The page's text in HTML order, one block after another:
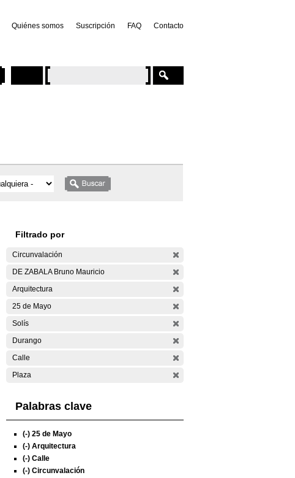
Quiénes somos Suscripción FAQ Contacto
Filtrado por
Circunvalación
DE ZABALA Bruno Mauricio
Arquitectura
25 de Mayo
Solís
Durango
Calle
Plaza
Palabras clave
(-) 25 de Mayo
(-) Arquitectura
(-) Calle
(-) Circunvalación